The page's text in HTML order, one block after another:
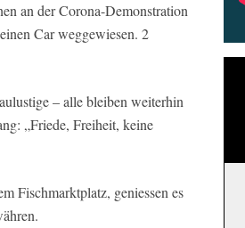
an der Corona-Demonstration
Car weggewiesen. 2
– alle bleiben weiterhin
„Friede, Freiheit, keine
Fischmarktplatz, geniessen es